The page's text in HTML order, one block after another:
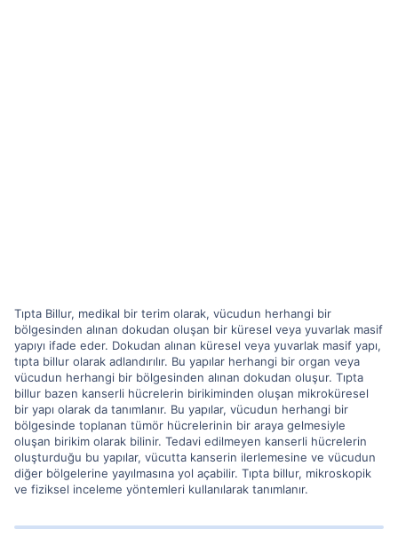
Tıpta Billur, medikal bir terim olarak, vücudun herhangi bir
bölgesinden alınan dokudan oluşan bir küresel veya yuvarlak masif
yapıyı ifade eder. Dokudan alınan küresel veya yuvarlak masif yapı,
tıpta billur olarak adlandırılır. Bu yapılar herhangi bir organ veya
vücudun herhangi bir bölgesinden alınan dokudan oluşur. Tıpta
billur bazen kanserli hücrelerin birikiminden oluşan mikroküresel
bir yapı olarak da tanımlanır. Bu yapılar, vücudun herhangi bir
bölgesinde toplanan tümör hücrelerinin bir araya gelmesiyle
oluşan birikim olarak bilinir. Tedavi edilmeyen kanserli hücrelerin
oluşturduğu bu yapılar, vücutta kanserin ilerlemesine ve vücudun
diğer bölgelerine yayılmasına yol açabilir. Tıpta billur, mikroskopik
ve fiziksel inceleme yöntemleri kullanılarak tanımlanır.